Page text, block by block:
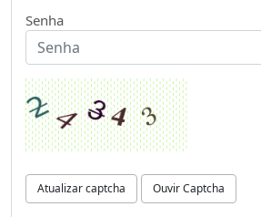
Senha
Atualizar captcha Ouvir Captcha